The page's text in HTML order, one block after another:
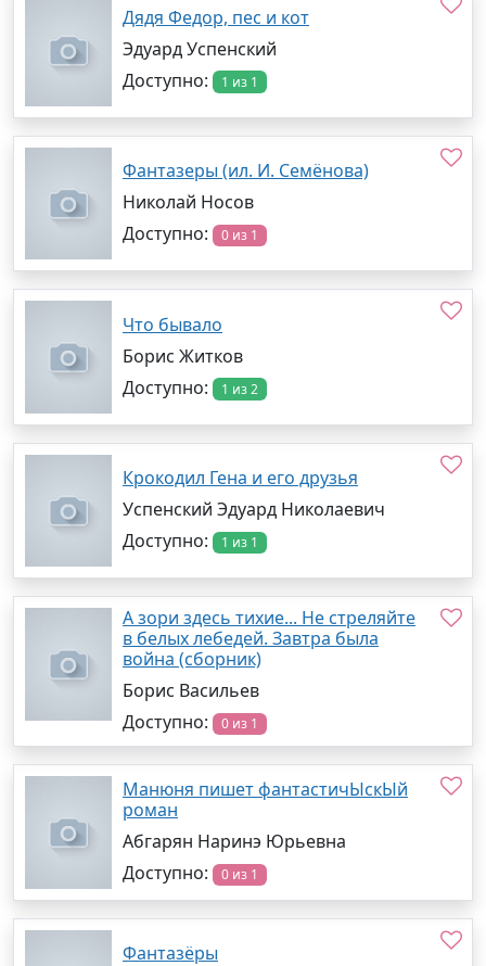
Дядя Федор, пес и кот
Эдуард Успенский
Доступно:
1 из 1
Фантазеры (ил. И. Семёнова)
Николай Носов
Доступно:
0 из 1
Что бывало
Борис Житков
Доступно:
1 из 2
Крокодил Гена и его друзья
Успенский Эдуард Николаевич
Доступно:
1 из 1
А зори здесь тихие... Не стреляйте
в белых лебедей. Завтра была
война (сборник)
Борис Васильев
Доступно:
0 из 1
Манюня пишет фантастичЫскЫй
роман
Абгарян Наринэ Юрьевна
Доступно:
0 из 1
Фантазёры